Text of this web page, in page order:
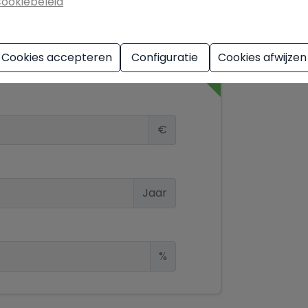
€
Jaar
%
Cookies accepteren Configuratie Cookies afwijzen